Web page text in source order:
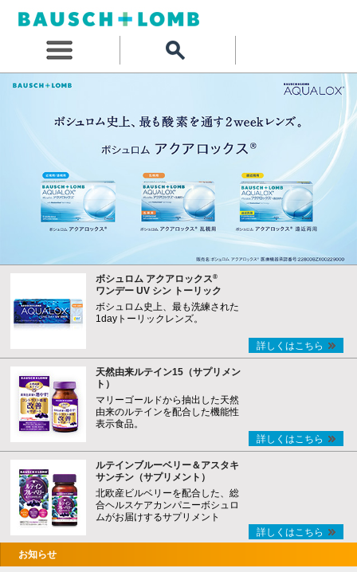
ボシュロム アクアロックス®
ワンデー UV シン トーリック
ボシュロム史上、最も洗練された
1dayトーリックレンズ。
詳しくはこちら
天然由来ルテイン15（サプリメン
ト）
マリーゴールドから抽出した天然
由来のルテインを配合した機能性
表示食品。
詳しくはこちら
ルテインブルーベリー＆アスタキ
サンチン（サプリメント）
北欧産ビルベリーを配合した、総
合ヘルスケアカンパニーボシュロ
ムがお届けするサプリメント
詳しくはこちら
お知らせ